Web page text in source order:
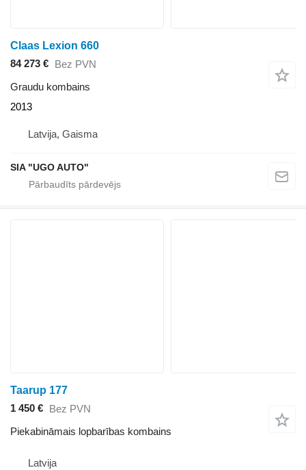
Claas Lexion 660
84 273 € Bez PVN
Graudu kombains
2013
Latvija, Gaisma
SIA "UGO AUTO"
Taarup 177
1 450 € Bez PVN
Piekabināmais lopbarības kombains
Latvija